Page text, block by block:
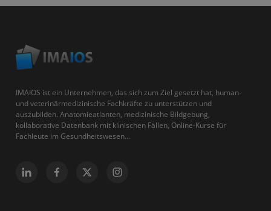
IMAIOS ist ein Unternehmen, das sich zum Ziel gesetzt hat, human-
und veterinärmedizinische Fachkräfte zu unterstützen und
auszubilden. Anatomieatlanten, medizinische Bildgebung,
kollaborative Datenbank mit klinischen Fällen, Online-Kurse für
Fachleute im Gesundheitswesen...